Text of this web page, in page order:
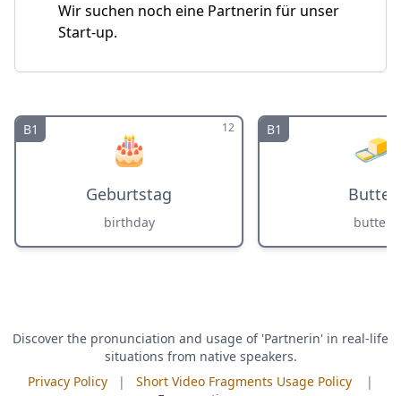
Wir suchen noch eine Partnerin für unser
Start-up.
B1 12
🎂
Geburtstag
birthday
B1 🧈
Butter
butter
Discover the pronunciation and usage of 'Partnerin' in real-life
situations from native speakers.
Privacy Policy
| Short Video Fragments Usage Policy
|